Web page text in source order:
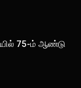
75-ம் ஆண்டு